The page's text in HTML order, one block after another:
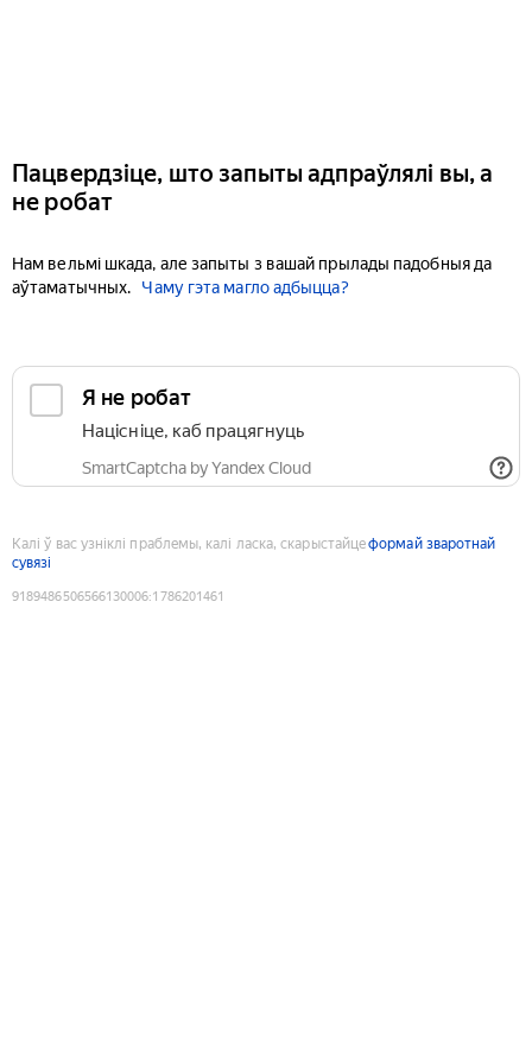
Пацвердзіце, што запыты адпраўлялі вы, а
не робат
Нам вельмі шкада, але запыты з вашай прылады падобныя да
аўтаматычных.
Чаму гэта магло адбыцца?
Я не робат
Націсніце, каб працягнуць
SmartCaptcha by Yandex Cloud
Калі ў вас узніклі праблемы, калі ласка, скарыстайцеформай зваротнай
сувязі
9189486506566130006:1786201461